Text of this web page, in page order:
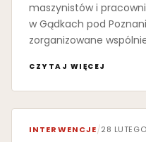
maszynistów i
w Gądkach pod
zorganizowane
CZYTAJ WIĘCEJ
INTERWENCJE/28